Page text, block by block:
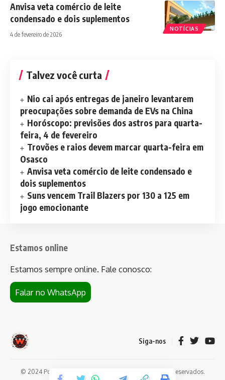
NOTÍCIAS
Anvisa veta comércio de leite
condensado e dois suplementos
4 de fevereiro de 2026
Talvez você curta
Nio cai após entregas de janeiro levantarem
preocupações sobre demanda de EVs na China
Horóscopo: previsões dos astros para quarta-
feira, 4 de fevereiro
Trovões e raios devem marcar quarta-feira em
Osasco
Anvisa veta comércio de leite condensado e
dois suplementos
Suns vencem Trail Blazers por 130 a 125 em
jogo emocionante
Estamos online
Estamos sempre online. Fale conosco:
Falar no WhatsApp
Siga-nos
© 2024 Portal de notícias Web Flush. Todos os direitos reservados.